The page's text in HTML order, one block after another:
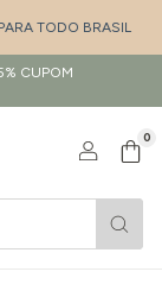
TODO BRASIL
CUPOM
0